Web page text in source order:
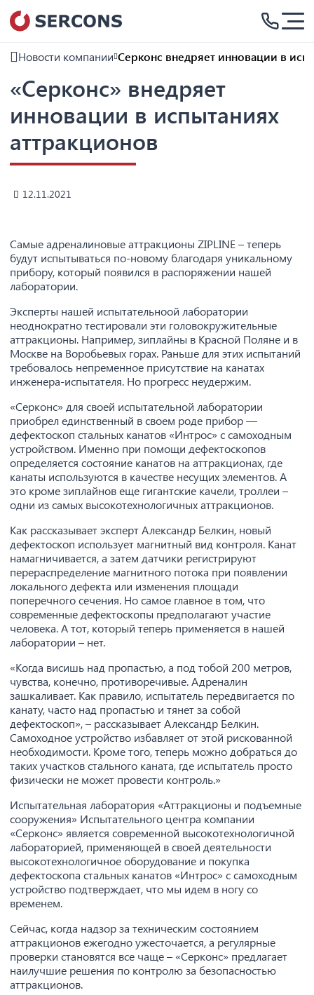
Новости компании Серконс внедряет инновации в
«Серконс» внедряет
инновации в испытаниях
аттракционов
12.11.2021
Самые адреналиновые аттракционы ZIPLINE – теперь
будут испытываться по-новому благодаря уникальному
прибору, который появился в распоряжении нашей
лаборатории.
Эксперты нашей испытательноой лаборатории
неоднократно тестировали эти головокружительные
аттракционы. Например, зиплайны в Красной Поляне и в
Москве на Воробьевых горах. Раньше для этих испытаний
требовалось непременное присутствие на канатах
инженера-испытателя. Но прогресс неудержим.
«Серконс» для своей испытательной лаборатории
приобрел единственный в своем роде прибор —
дефектоскоп стальных канатов «Интрос» с самоходным
устройством. Именно при помощи дефектоскопов
определяется состояние канатов на аттракционах, где
канаты используются в качестве несущих элементов. А
это кроме зиплайнов еще гигантские качели, троллеи –
одни из самых высокотехнологичных аттракционов.
Как рассказывает эксперт Александр Белкин, новый
дефектоскоп использует магнитный вид контроля. Канат
намагничивается, а затем датчики регистрируют
перераспределение магнитного потока при появлении
локального дефекта или изменения площади
поперечного сечения. Но самое главное в том, что
современные дефектоскопы предполагают участие
человека. А тот, который теперь применяется в нашей
лаборатории – нет.
«Когда висишь над пропастью, а под тобой 200 метров,
чувства, конечно, противоречивые. Адреналин
зашкаливает. Как правило, испытатель передвигается по
канату, часто над пропастью и тянет за собой
дефектоскоп», – рассказывает Александр Белкин.
Самоходное устройство избавляет от этой рискованной
необходимости. Кроме того, теперь можно добраться до
таких участков стального каната, где испытатель просто
физически не может провести контроль.»
Испытательная лаборатория «Аттракционы и подъемные
сооружения» Испытательного центра компании
«Серконс» является современной высокотехнологичной
лабораторией, применяющей в своей деятельности
высокотехнологичное оборудование и покупка
дефектоскопа стальных канатов «Интрос» с самоходным
устройство подтверждает, что мы идем в ногу со
временем.
Сейчас, когда надзор за техническим состоянием
аттракционов ежегодно ужесточается, а регулярные
проверки становятся все чаще – «Серконс» предлагает
наилучшие решения по контролю за безопасностью
аттракционов.